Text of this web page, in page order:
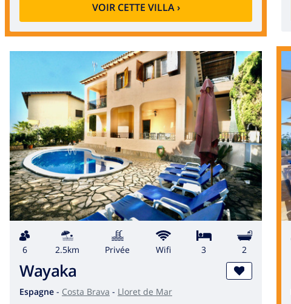
VOIR CETTE VILLA›
6 2.5km privée wifi 3 2
Wayaka
Espagne - Costa Brava - Lloret de Mar